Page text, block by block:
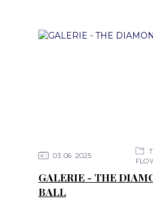
03 06 2025
GALERIE - THE
BALL